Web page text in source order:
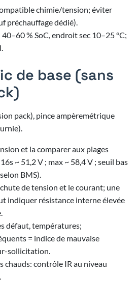
chimie/tension; éviter
préchauffage dédié).
% SoC, endroit sec 10–25 °C;
de base (sans
pack), pince ampèremétrique
et la comparer aux plages
~ 51,2 V ; max ~ 58,4 V ; seuil bas
BMS).
de tension et le courant; une
indiquer résistance interne élevée
défaut, températures;
= indice de mauvaise
sollicitation.
chauds: contrôle IR au niveau